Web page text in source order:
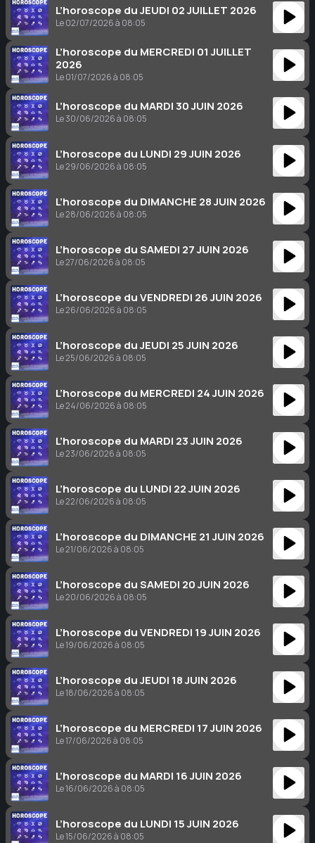
L’horoscope du JEUDI 02 JUILLET 2026
Le 02/07/2026 à 08:05
L’horoscope du MERCREDI 01 JUILLET
2026
Le 01/07/2026 à 08:05
L’horoscope du MARDI 30 JUIN 2026
Le 30/06/2026 à 08:05
L’horoscope du LUNDI 29 JUIN 2026
Le 29/06/2026 à 08:05
L’horoscope du DIMANCHE 28 JUIN 2026
Le 28/06/2026 à 08:05
L’horoscope du SAMEDI 27 JUIN 2026
Le 27/06/2026 à 08:05
L’horoscope du VENDREDI 26 JUIN 2026
Le 26/06/2026 à 08:05
L’horoscope du JEUDI 25 JUIN 2026
Le 25/06/2026 à 08:05
L’horoscope du MERCREDI 24 JUIN 2026
Le 24/06/2026 à 08:05
L’horoscope du MARDI 23 JUIN 2026
Le 23/06/2026 à 08:05
L’horoscope du LUNDI 22 JUIN 2026
Le 22/06/2026 à 08:05
L’horoscope du DIMANCHE 21 JUIN 2026
Le 21/06/2026 à 08:05
L’horoscope du SAMEDI 20 JUIN 2026
Le 20/06/2026 à 08:05
L’horoscope du VENDREDI 19 JUIN 2026
Le 19/06/2026 à 08:05
L’horoscope du JEUDI 18 JUIN 2026
Le 18/06/2026 à 08:05
L’horoscope du MERCREDI 17 JUIN 2026
Le 17/06/2026 à 08:05
L’horoscope du MARDI 16 JUIN 2026
Le 16/06/2026 à 08:05
L’horoscope du LUNDI 15 JUIN 2026
Le 15/06/2026 à 08:05